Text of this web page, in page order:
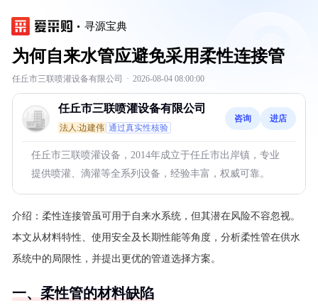
寻源宝典
为何自来水管应避免采用柔性连接管
任丘市三联喷灌设备有限公司 · 2026-08-04 08:00:00
任丘市三联喷灌设备有限公司
法人:边建伟 通过真实性核验
咨询 进店
任丘市三联喷灌设备，2014年成立于任丘市出岸镇，专业
提供喷灌、滴灌等全系列设备，经验丰富，权威可靠。
介绍： 柔性连接管虽可用于自来水系统，但其潜在风险不容忽视。
本文从材料特性、使用安全及长期性能等角度，分析柔性管在供水
系统中的局限性，并提出更优的管道选择方案。
一、柔性管的材料缺陷